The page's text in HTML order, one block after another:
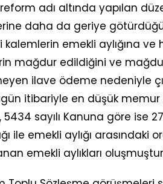
adı altında yapılan
daha da geriye
kalemlerin emekli aylığına ve
mağdur edildiğini ve
ilave ödeme nedeniyle
itibariyle en düşük memur
sayılı Kanuna göre ise
ile emekli aylığı arasındaki
emekli aylıkları